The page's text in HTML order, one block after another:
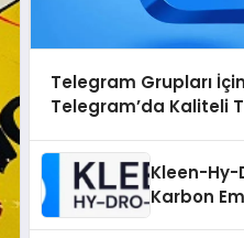
Telegram Grupları
Telegram’da Kaliteli
Kleen-Hy-
Karbon